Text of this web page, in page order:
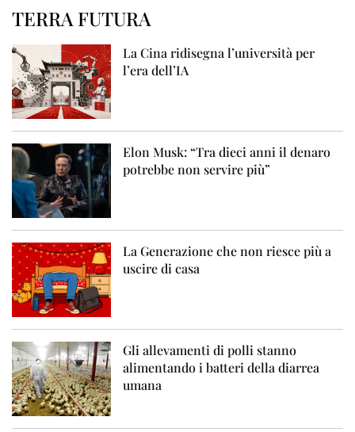
TERRA FUTURA
La Cina ridisegna l’università per
l’era dell’IA
Elon Musk: “Tra dieci anni il denaro
potrebbe non servire più”
La Generazione che non riesce più a
uscire di casa
Gli allevamenti di polli stanno
alimentando i batteri della diarrea
umana